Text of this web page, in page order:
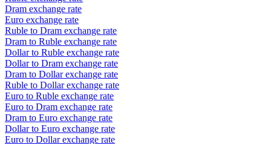
Dram exchange rate
Euro exchange rate
Ruble to Dram exchange rate
Dram to Ruble exchange rate
Dollar to Ruble exchange rate
Dollar to Dram exchange rate
Dram to Dollar exchange rate
Ruble to Dollar exchange rate
Euro to Ruble exchange rate
Euro to Dram exchange rate
Dram to Euro exchange rate
Dollar to Euro exchange rate
Euro to Dollar exchange rate